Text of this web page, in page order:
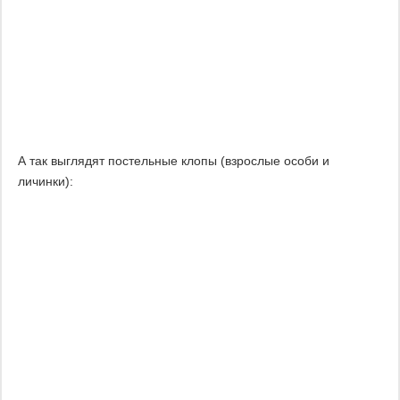
А так выглядят постельные клопы (взрослые особи и
личинки):